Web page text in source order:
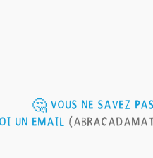
🤔 vous ne savez
un email (